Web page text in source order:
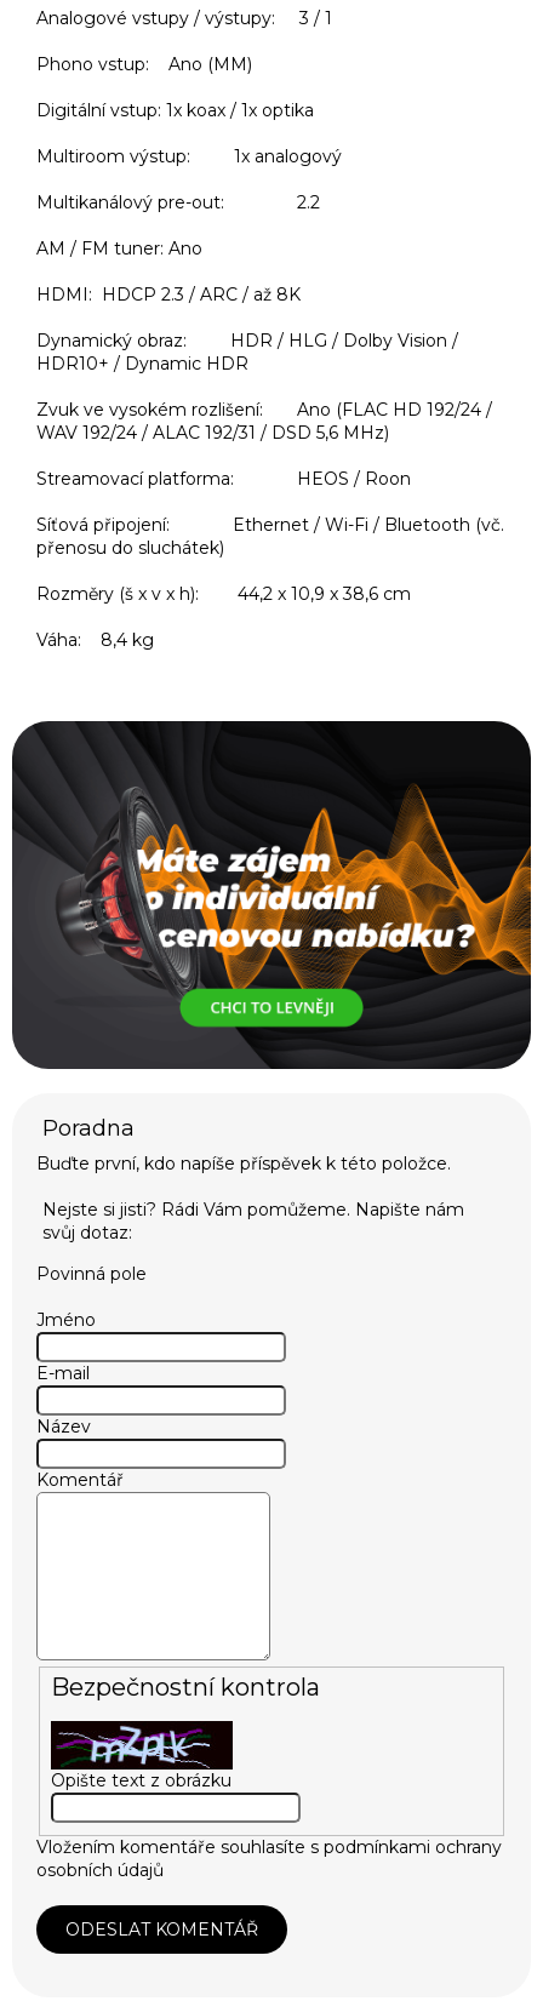
Analogové vstupy / výstupy: 3 / 1
Phono vstup: Ano (MM)
Digitální vstup: 1x koax / 1x optika
Multiroom výstup: 1x analogový
Multikanálový pre-out: 2.2
AM / FM tuner: Ano
HDMI: HDCP 2.3 / ARC / až 8K
Dynamický obraz: HDR / HLG / Dolby Vision /
HDR10+ / Dynamic HDR
Zvuk ve vysokém rozlišení: Ano (FLAC HD 192/24 /
WAV 192/24 / ALAC 192/31 / DSD 5,6 MHz)
Streamovací platforma: HEOS / Roon
Síťová připojení: Ethernet / Wi-Fi / Bluetooth (vč.
přenosu do sluchátek)
Rozměry (š x v x h): 44,2 x 10,9 x 38,6 cm
Váha: 8,4 kg
Buďte první, kdo napíše příspěvek k této položce.
Povinná pole
Jméno
E-mail
Název
Komentář
Bezpečnostní kontrola
Opište text z obrázku
Vložením komentáře souhlasíte s podmínkami ochrany
osobních údajů
ODESLAT KOMENTÁŘ